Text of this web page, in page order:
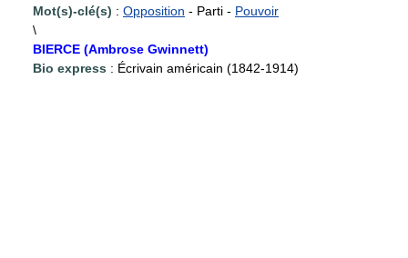
Mot(s)-clé(s) : Opposition - Parti - Pouvoir
\
BIERCE (Ambrose Gwinnett)
Bio express : Écrivain américain (1842-1914)